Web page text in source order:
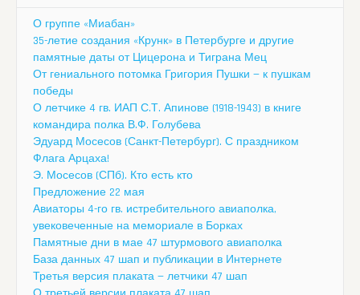
О группе «Миабан»
35-летие создания «Крунк» в Петербурге и другие
памятные даты от Цицерона и Тиграна Мец
От гениального потомка Григория Пушки — к пушкам
победы
О летчике 4 гв. ИАП С.Т. Апинове (1918-1943) в книге
командира полка В.Ф. Голубева
Эдуард Мосесов (Санкт-Петербург). С праздником
Флага Арцаха!
Э. Мосесов (СПб). Кто есть кто
Предложение 22 мая
Авиаторы 4-го гв. истребительного авиаполка,
увековеченные на мемориале в Борках
Памятные дни в мае 47 штурмового авиаполка
База данных 47 шап и публикации в Интернете
Третья версия плаката — летчики 47 шап